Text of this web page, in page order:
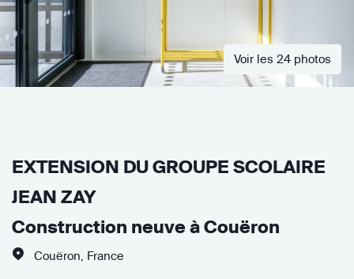
Voir les 24 photos
EXTENSION DU GROUPE SCOLAIRE
JEAN ZAY
Construction neuve à Couëron
Couëron France